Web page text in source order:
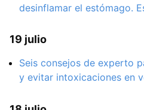
desinflamar el estómago.
19 julio
Seis consejos de experto
y evitar intoxicaciones en